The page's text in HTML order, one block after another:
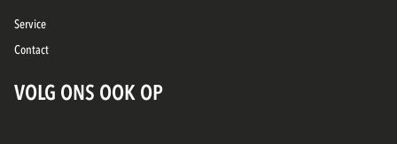
Service
Contact
VOLG ONS OOK OP